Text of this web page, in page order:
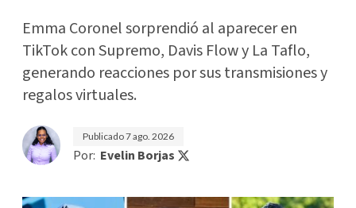
Emma Coronel sorprendió al aparecer en
TikTok con Supremo, Davis Flow y La Taflo,
generando reacciones por sus transmisiones y
regalos virtuales.
Publicado7 ago. 2026
Por: Evelin Borjas